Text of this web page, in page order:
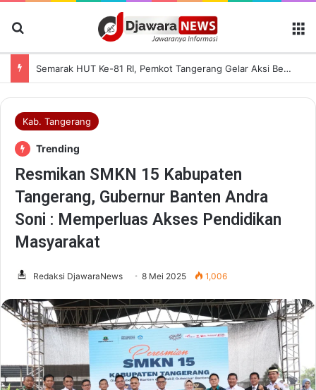
Semarak HUT Ke-81 RI, Pemkot Tangerang Gelar Aksi Bersih Kota dan Bagikan Bendera Merah Putih
Kab. Tangerang
Trending
Resmikan SMKN 15 Kabupaten
Tangerang, Gubernur Banten Andra
Soni : Memperluas Akses Pendidikan
Masyarakat
Redaksi DjawaraNews 8 Mei 2025 1,006